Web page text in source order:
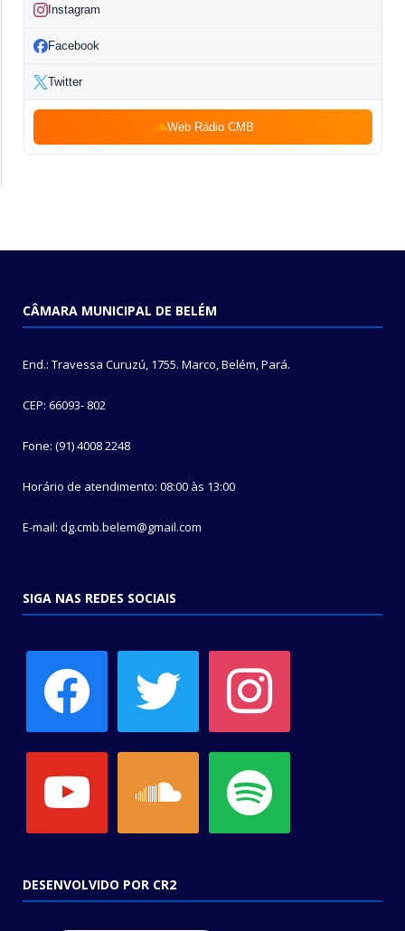
Instagram
Facebook
Twitter
Web Rádio CMB
CÂMARA MUNICIPAL DE BELÉM
End.: Travessa Curuzú, 1755. Marco, Belém, Pará.
CEP: 66093- 802
Fone: (91) 4008 2248
Horário de atendimento: 08:00 às 13:00
E-mail: dg.cmb.belem@gmail.com
SIGA NAS REDES SOCIAIS
DESENVOLVIDO POR CR2